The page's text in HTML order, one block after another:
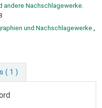
andere Nachschlagewerke.
und Nachschlagewerke.,
( 1 )